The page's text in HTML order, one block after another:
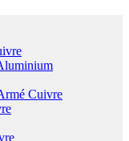
Cuivre